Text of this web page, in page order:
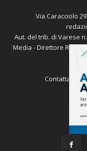
Via Caracciolo
Aut. del trib. di Varese
Media - Direttore
Contattaci: